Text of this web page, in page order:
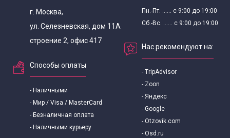
г. Москва,
ул. Селезневская, дом 11А
строение 2, офис 417
Способы оплаты
- Наличными
- Мир / Visa / MasterCard
- Безналичная оплата
- Наличными курьеру
Пн.-Пт. ...... с 9:00 до 19:00
Сб.-Вс. ...... с 9:00 до 19:00
Нас рекомендуют на:
- TripAdvisor
- Zoon
- Яндекс
- Google
- Otzovik.com
- Osd.ru